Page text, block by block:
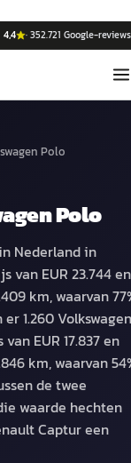
4,4 ·352.721 Google-reviews
Polo
Polo
Nederland in
van EUR 23.744 en
km, waarvan
1.260 Volkswagen
EUR 17.837 en
km, waarvan
de twee
waarde hechten
Captur een